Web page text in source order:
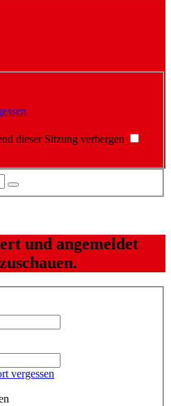
dieser Sitzung verbergen
und angemeldet
vergessen